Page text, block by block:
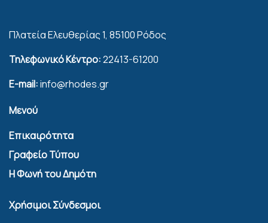
Πλατεία Ελευθερίας 1, 85100 Ρόδος
Τηλεφωνικό Κέντρο:22413-61200
E-mail:info@rhodes.gr
Μενού
Επικαιρότητα
Γραφείο Τύπου
Η Φωνή του Δημότη
Χρήσιμοι Σύνδεσμοι